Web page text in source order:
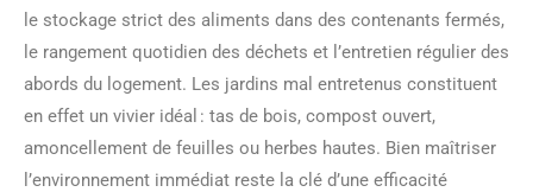
le stockage strict des aliments dans des contenants fermés,
le rangement quotidien des déchets et l’entretien régulier des
abords du logement. Les jardins mal entretenus constituent
en effet un vivier idéal : tas de bois, compost ouvert,
amoncellement de feuilles ou herbes hautes. Bien maîtriser
l’environnement immédiat reste la clé d’une efficacité